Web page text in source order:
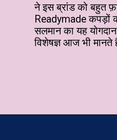
ने इस ब्रांड को बहुत
Readymade कपड़ों
सलमान का यह
विशेषज्ञ आज भी मानते